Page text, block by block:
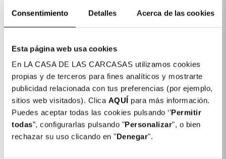
Consentimiento Detalles Acerca de las cookies
Esta página web usa cookies
En LA CASA DE LAS CARCASAS utilizamos cookies
propias y de terceros para fines analíticos y mostrarte
publicidad relacionada con tus preferencias (por ejemplo,
sitios web visitados). Clica AQUÍ para más información.
Puedes aceptar todas las cookies pulsando ‘’Permitir
todas”, configurarlas pulsando "Personalizar", o bien
rechazar su uso clicando en "Denegar".
teu telemóvel intacto.
Detalhes do produto
Película de Vidro temperado completa Anti
Blue-ray para iPhone 12 Pro Max
16,99
€